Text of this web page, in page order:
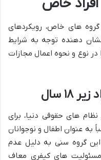
خاص
گروه های خاص، رویکردهای
دهنده توجه به شرایط
در نوع و نحوه اعمال مجازات
سال
نظام های حقوقی دنیا، برای
غالباً به عنوان اطفال و نوجوانان
گروه سنی به دلیل عدم
مسئولیت های کیفری معاف